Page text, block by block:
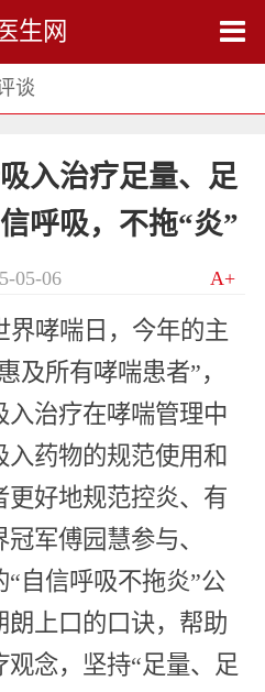
生网
谈
入治疗足量、足
呼吸，不拖“炎”
05-06 A+
界哮喘日，今年的主
及所有哮喘患者”，
入治疗在哮喘管理中
药物的规范使用和
更好地规范控炎、有
军傅园慧参与、
“自信呼吸不拖炎”公
朗上口的口诀，帮助
念，坚持“足量、足